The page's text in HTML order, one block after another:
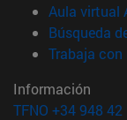
Aula virtual
Búsqueda
Trabaja
Información
TFNO +34 948 42